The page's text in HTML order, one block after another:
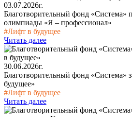
03.07.2026г.
Благотворительный фонд «Система»
олимпиады «Я – профессионал»
#Лифт в будущее
Читать далее
30.06.2026г.
Благотворительный фонд «Система»
будущее»
#Лифт в будущее
Читать далее